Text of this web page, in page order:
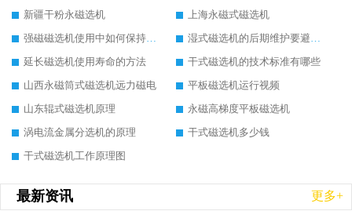
新疆干粉永磁选机
上海永磁式磁选机
强磁磁选机使用中如何保持其顺畅运行
湿式磁选机的后期维护要避开哪些坑
延长磁选机使用寿命的方法
干式磁选机的技术标准有哪些
山西永磁筒式磁选机远力磁电
平板磁选机运行视频
山东辊式磁选机原理
永磁高梯度平板磁选机
涡电流金属分选机的原理
干式磁选机多少钱
干式磁选机工作原理图
最新资讯 更多+